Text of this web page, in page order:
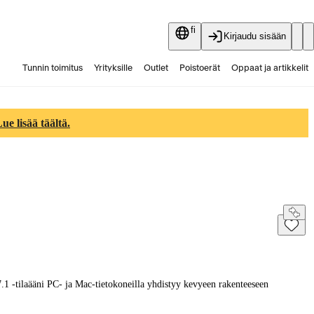
fi
Kirjaudu sisään
Tunnin toimitus Yrityksille Outlet Poistoerät Oppaat ja artikkelit
lisää täältä.
-tilaääni PC- ja Mac-tietokoneilla yhdistyy kevyeen rakenteeseen